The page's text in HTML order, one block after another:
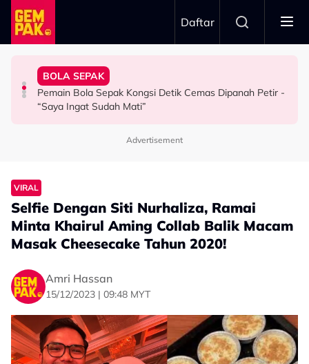
Skip to main content
Daftar
HIBURAN
Dakwa Pelakon Tak Serik Datang Lewat Ke Set,
Kesabaran Fasha Sandha Makin ‘Tipis’ - “Orang Macam
BOLA SEPAK
Pemain Bola Sepak Kongsi Detik Cemas Dipanah Petir -
“Saya Ingat Sudah Mati”
HIBURAN
Anne Ngasri Terharu Jadi Panel Program ‘Bidadari
Dambaan Syurga 2026’ - “Kita Tahu Permasalah Banyak
SELEBRITI
"Orang Keji Orang Fitnah Itu Normal" - Azza Elite
Advertisement
VIRAL
Selfie Dengan Siti Nurhaliza, Ramai
Minta Khairul Aming Collab Balik Macam
Masak Cheesecake Tahun 2020!
Amri Hassan
15/12/2023 | 09:48 MYT